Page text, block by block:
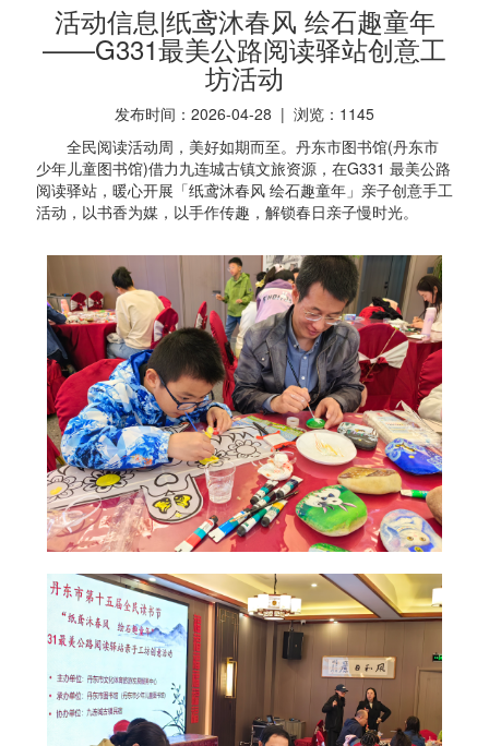
活动信息|纸鸢沐春风 绘石趣童年
——G331最美公路阅读驿站创意工
坊活动
发布时间：2026-04-28 | 浏览： 1145
全民阅读活动周，美好如期而至。丹东市图书馆(丹东市
少年儿童图书馆)借力九连城古镇文旅资源，在G331 最美公路
阅读驿站，暖心开展「纸鸢沐春风 绘石趣童年」亲子创意手工
活动，以书香为媒，以手作传趣，解锁春日亲子慢时光。